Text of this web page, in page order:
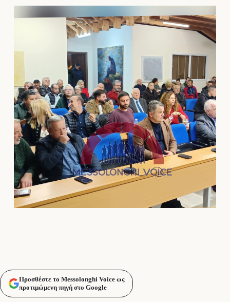
Προσθέστε το Messolonghi Voice ως
προτιμώμενη πηγή στο Google